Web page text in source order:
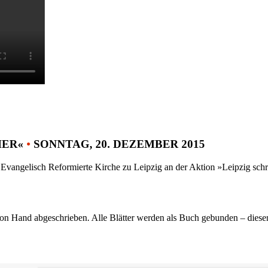
• SONNTAG, 20. DEZEMBER 2015
Reformierte Kirche zu Leipzig an der Aktion »Leipzig
Hand abgeschrieben. Alle Blätter werden als Buch gebunden –